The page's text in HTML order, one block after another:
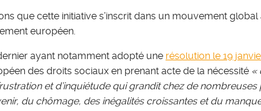
que cette initiative s’inscrit dans un mouvement
européen.
ayant notamment adopté une résolution le 19
des droits sociaux en prenant acte de la nécessité «
et d’inquiétude qui grandit chez de
du chômage, des inégalités croissantes et du